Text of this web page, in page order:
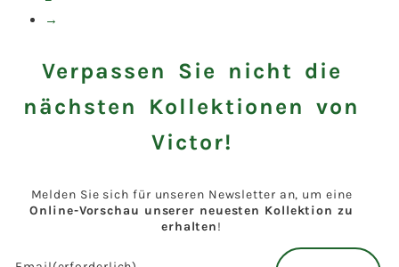
→
Verpassen Sie nicht die
nächsten Kollektionen von
Victor!
Melden Sie sich für unseren Newsletter an, um eine
Online-Vorschau unserer neuesten Kollektion zu
erhalten!